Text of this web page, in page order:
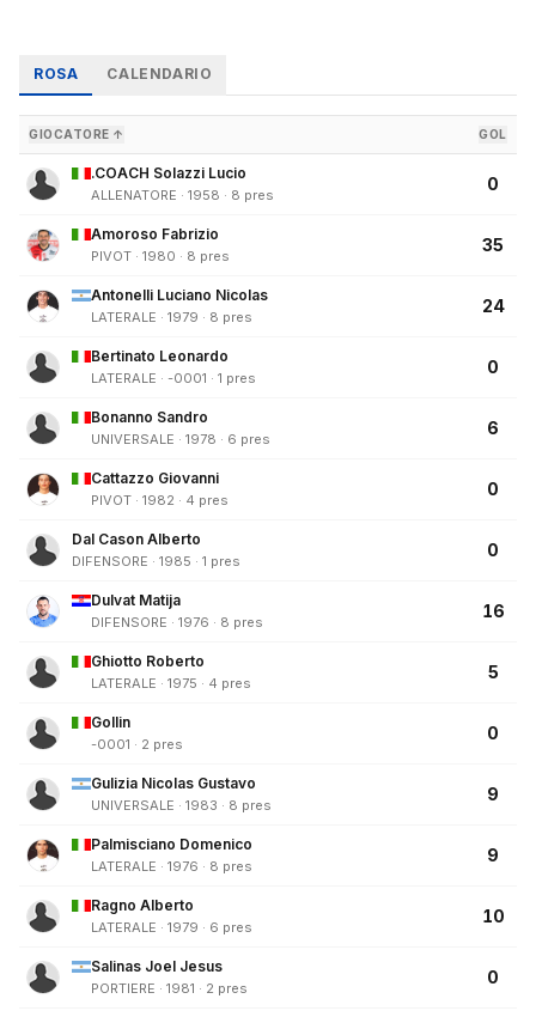
ROSA CALENDARIO
GIOCATORE ↑ GOL
.COACH Solazzi Lucio
ALLENATORE · 1958 · 8 pres
0
Amoroso Fabrizio
PIVOT · 1980 · 8 pres
35
Antonelli Luciano Nicolas
LATERALE · 1979 · 8 pres
24
Bertinato Leonardo
LATERALE · -0001 · 1 pres
0
Bonanno Sandro
UNIVERSALE · 1978 · 6 pres
6
Cattazzo Giovanni
PIVOT · 1982 · 4 pres
0
Dal Cason Alberto
DIFENSORE · 1985 · 1 pres
0
Dulvat Matija
DIFENSORE · 1976 · 8 pres
16
Ghiotto Roberto
LATERALE · 1975 · 4 pres
5
Gollin
-0001 · 2 pres
0
Gulizia Nicolas Gustavo
UNIVERSALE · 1983 · 8 pres
9
Palmisciano Domenico
LATERALE · 1976 · 8 pres
9
Ragno Alberto
LATERALE · 1979 · 6 pres
10
Salinas Joel Jesus
PORTIERE · 1981 · 2 pres
0